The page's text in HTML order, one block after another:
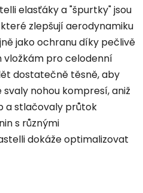
elasťáky a "špurtky"jsou
zlepšují aerodynamiku
jako ochranu díky pečlivě
vložkám pro celodenní
dostatečně těsně, aby
nohou kompresí, aniž
a stlačovaly průtok
s různými
dokáže optimalizovat